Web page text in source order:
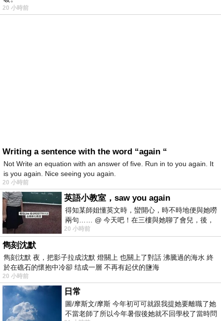
20 小時前
Writing a sentence with the word “again “
Not Write an equation with an answer of five. Run in to you again. It
is you again. Nice seeing you again.
20 小時前
英語小教室，saw you again
得知某師姐懂英文時，蠻開心，時不時地便與她嘮
兩句…… @ 今天吧！在三樓與她聊了會兒，後，
下二樓居然又撞到她，於是
20 小時前
雋刻沈默
雋刻沈默 夜，把影子拉成沈默 燈關上 也關上了對話 沸騰過的海水 終
於在礁石的懷抱中冷卻 结成一層 不再有起伏的鹽海
20 小時前
日常
圖/摩斯文/摩斯 今年初可可就跟我提她要離職了她
不當老師了所以今年暑假後她就不回學校了當時問